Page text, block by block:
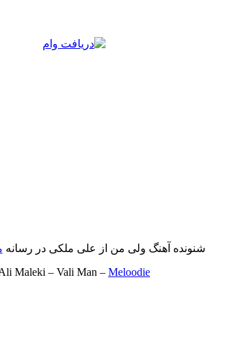
شنونده آهنگ ولی من از علی ملکی در رسانه
Maleki – Vali Man – Meloodie